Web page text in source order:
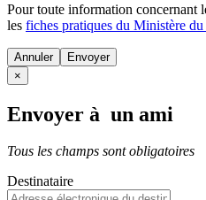
Pour toute information concernant
les fiches pratiques du Ministère
Annuler
×
Envoyer à un ami
Tous les champs sont obligatoires
Destinataire